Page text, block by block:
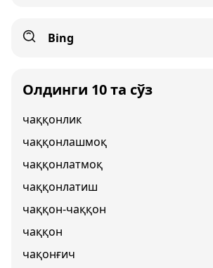
Bing
Олдинги 10 та сўз
чаққонлик
чаққонлашмоқ
чаққонлатмоқ
чаққонлатиш
чаққон-чаққон
чаққон
чақонғич